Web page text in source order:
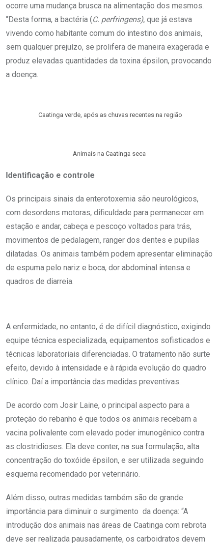
ocorre uma mudança brusca na alimentação dos mesmos.
“Desta forma, a bactéria (C. perfringens), que já estava
vivendo como habitante comum do intestino dos animais,
sem qualquer prejuízo, se prolifera de maneira exagerada e
produz elevadas quantidades da toxina épsilon, provocando
a doença.
Caatinga verde, após as chuvas recentes na região
Animais na Caatinga seca
Identificação e controle
Os principais sinais da enterotoxemia são neurológicos,
com desordens motoras, dificuldade para permanecer em
estação e andar, cabeça e pescoço voltados para trás,
movimentos de pedalagem, ranger dos dentes e pupilas
dilatadas. Os animais também podem apresentar eliminação
de espuma pelo nariz e boca, dor abdominal intensa e
quadros de diarreia.
A enfermidade, no entanto, é de difícil diagnóstico, exigindo
equipe técnica especializada, equipamentos sofisticados e
técnicas laboratoriais diferenciadas. O tratamento não surte
efeito, devido à intensidade e à rápida evolução do quadro
clínico. Daí a importância das medidas preventivas.
De acordo com Josir Laine, o principal aspecto para a
proteção do rebanho é que todos os animais recebam a
vacina polivalente com elevado poder imunogênico contra
as clostridioses. Ela deve conter, na sua formulação, alta
concentração do toxóide épsilon, e ser utilizada seguindo
esquema recomendado por veterinário.
Além disso, outras medidas também são de grande
importância para diminuir o surgimento da doença: “A
introdução dos animais nas áreas de Caatinga com rebrota
deve ser realizada pausadamente, os carboidratos devem